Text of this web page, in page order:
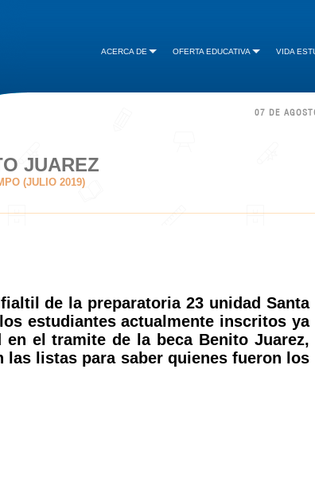
ACERCA DE OFERTA EDUCATIVA VIDA
07 DE
JUAREZ
(JULIO 2019)
de la preparatoria 23 unidad Santa
estudiantes actualmente inscritos ya
el tramite de la beca Benito Juarez,
las listas para saber quienes fueron los